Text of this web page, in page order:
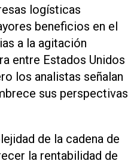
logísticas
beneficios en el
a la agitación
entre Estados Unidos
los analistas ‌señalan
sus perspectivas
de la cadena de
la rentabilidad de